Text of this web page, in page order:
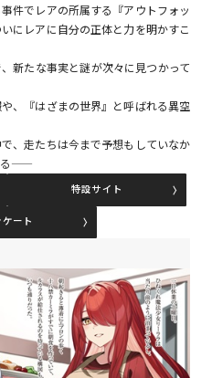
ューレ
パルフェ
エッセイ
じる
件でレアの所属する『アウトフォッ
にレアに自分の正体と力を明かすこ
新たな事実と謎が次々に見つかって
、『はざまの世界』と呼ばれる異空
、走たちは今まで予想もしていなか
特設サイト
ケート